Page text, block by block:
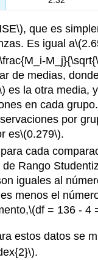
, que es
Es igual a
de medias,
es la otra media, y
en cada
por
es\(0.279\).
para cada
de Rango
iguales al
menos el
\(df = 136 - 4
estos datos se
.